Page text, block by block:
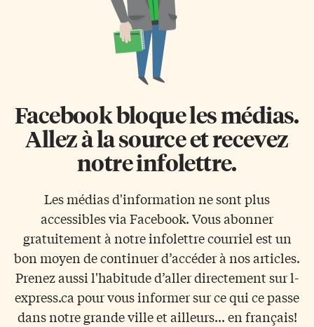
Facebook bloque les médias.
Allez à la source et recevez
notre infolettre.
Les médias d'information ne sont plus
accessibles via Facebook. Vous abonner
gratuitement à notre infolettre courriel est un
bon moyen de continuer d’accéder à nos articles.
Prenez aussi l'habitude d’aller directement sur l-
express.ca pour vous informer sur ce qui ce passe
dans notre grande ville et ailleurs... en français!